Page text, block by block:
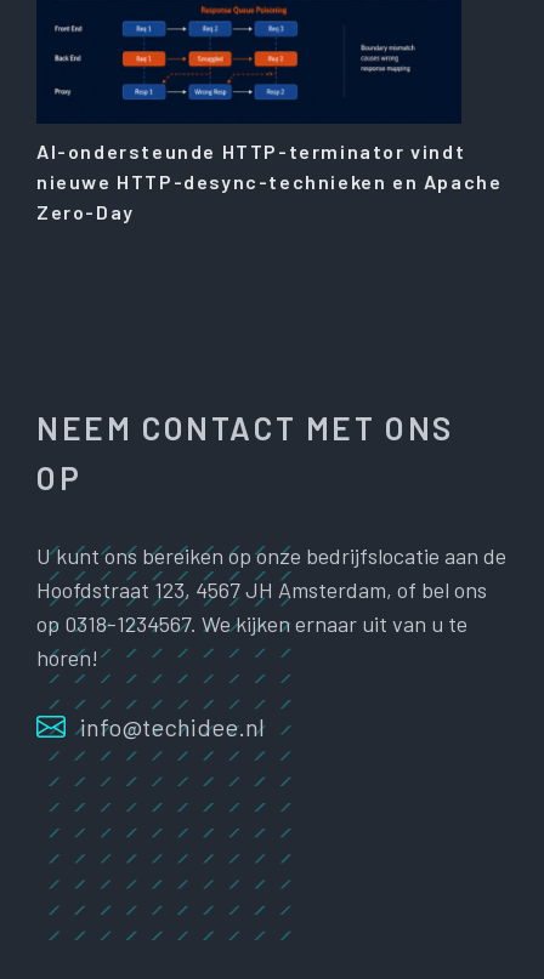
AI-ondersteunde HTTP-terminator vindt
nieuwe HTTP-desync-technieken en Apache
Zero-Day
NEEM CONTACT MET ONS
OP
U kunt ons bereiken op onze bedrijfslocatie aan de
Hoofdstraat 123, 4567 JH Amsterdam, of bel ons
op 0318-1234567. We kijken ernaar uit van u te
horen!
info@techidee.nl